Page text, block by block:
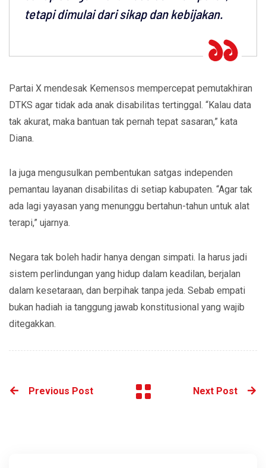
tetapi dimulai dari sikap dan kebijakan.
Partai X mendesak Kemensos mempercepat pemutakhiran
DTKS agar tidak ada anak disabilitas tertinggal. “Kalau data
tak akurat, maka bantuan tak pernah tepat sasaran,” kata
Diana.
Ia juga mengusulkan pembentukan satgas independen
pemantau layanan disabilitas di setiap kabupaten. “Agar tak
ada lagi yayasan yang menunggu bertahun-tahun untuk alat
terapi,” ujarnya.
Negara tak boleh hadir hanya dengan simpati. Ia harus jadi
sistem perlindungan yang hidup dalam keadilan, berjalan
dalam kesetaraan, dan berpihak tanpa jeda. Sebab empati
bukan hadiah ia tanggung jawab konstitusional yang wajib
ditegakkan.
Previous Post Next Post